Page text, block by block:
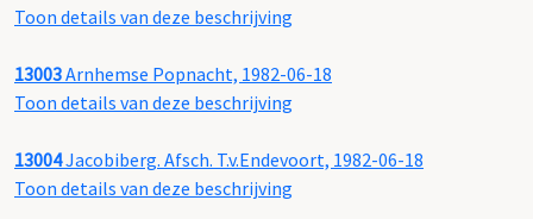
Toon details van deze beschrijving
13003Arnhemse Popnacht, 1982-06-18
Toon details van deze beschrijving
13004Jacobiberg. Afsch. T.v.Endevoort, 1982-06-18
Toon details van deze beschrijving